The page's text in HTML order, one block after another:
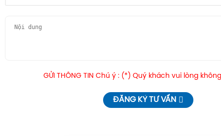
GỬI THÔNG TIN Chú ý : (*) Quý khách vui lòng
ĐĂNG KÝ TƯ VẤN